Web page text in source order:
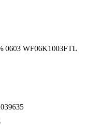
0603 WF06K1003FTL